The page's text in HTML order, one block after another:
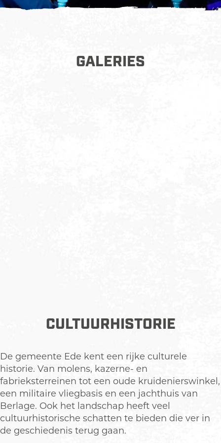
toneelvoorstelling of cabaret? Hier
GALERIES
CULTUURHISTORIE
De gemeente Ede kent een rijke culturele
historie. Van molens, kazerne- en
fabrieksterreinen tot een oude kruidenierswinkel,
een militaire vliegbasis en een jachthuis van
Berlage. Ook het landschap heeft veel
cultuurhistorische schatten te bieden die ver in
de geschiedenis terug gaan.